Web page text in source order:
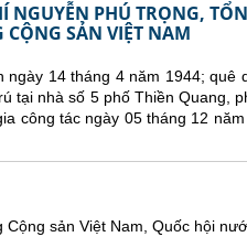
NGUYỄN PHÚ TRỌNG,
SẢN VIỆT NAM
ngày 14 tháng 4 năm 1944; quê
tại nhà số 5 phố Thiền Quang,
công tác ngày 05 tháng 12
sản Việt Nam, Quốc hội